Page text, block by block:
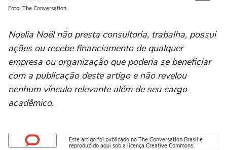
Foto: The Conversation
Noelia Noël não presta consultoria, trabalha, possui
ações ou recebe financiamento de qualquer
empresa ou organização que poderia se beneficiar
com a publicação deste artigo e não revelou
nenhum vínculo relevante além de seu cargo
acadêmico.
Este artigo foi publicado no The Conversation Brasil e
reproduzido aqui sob a licença Creative Commons